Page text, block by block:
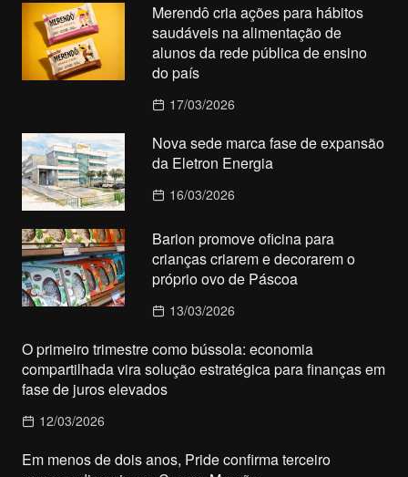
Merendô cria ações para hábitos
saudáveis na alimentação de
alunos da rede pública de ensino
do país
17/03/2026
Nova sede marca fase de expansão
da Eletron Energia
16/03/2026
Barion promove oficina para
crianças criarem e decorarem o
próprio ovo de Páscoa
13/03/2026
O primeiro trimestre como bússola: economia
compartilhada vira solução estratégica para finanças em
fase de juros elevados
12/03/2026
Em menos de dois anos, Pride confirma terceiro